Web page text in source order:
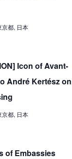
都, 日本
Icon of Avant-
André Kertész on
都, 日本
of Embassies